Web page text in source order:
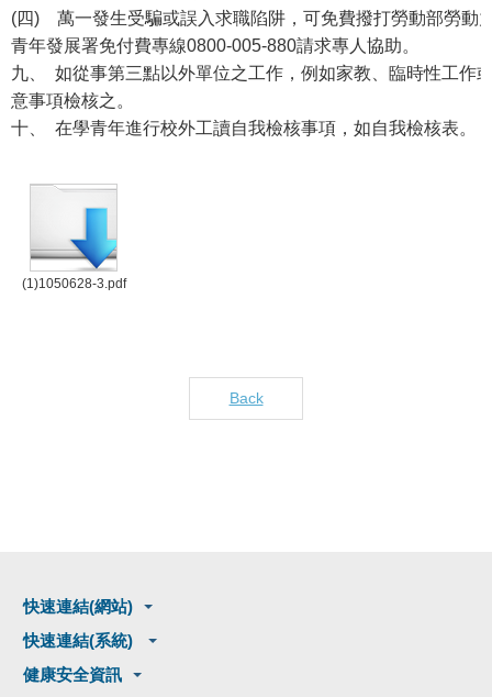
(四) 萬一發生受騙或誤入求職陷阱，可免費撥打勞動部勞動
青年發展署免付費專線0800-005-880請求專人協助。
九、 如從事第三點以外單位之工作，例如家教、臨時性工作
意事項檢核之。
十、 在學青年進行校外工讀自我檢核事項，如自我檢核表。
(1)1050628-3.pdf
Back
快速連結(網站)
快速連結(系統)
健康安全資訊